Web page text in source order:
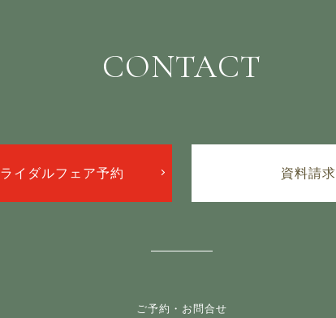
CONTACT
イダルフェア予約 資料請求
ご予約・お問合せ